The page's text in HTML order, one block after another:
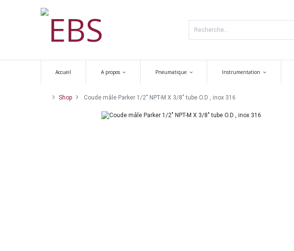
Accueil A propos Pneumatique Instrumentation
Shop Coude mâle Parker 1/2" NPT-M X 3/8" tube O.D , inox 316